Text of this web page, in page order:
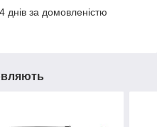
за домовленістю